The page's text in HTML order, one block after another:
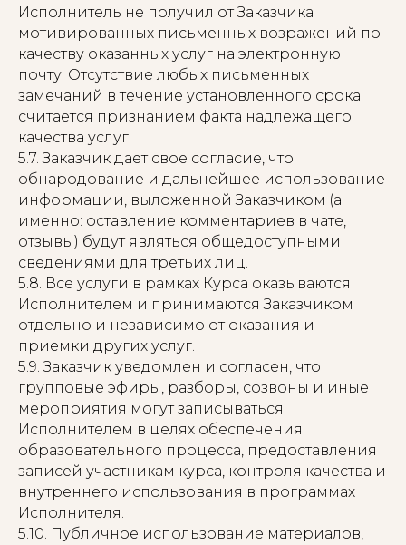
Исполнитель не получил от Заказчика
мотивированных письменных возражений по
качеству оказанных услуг на электронную
почту. Отсутствие любых письменных
замечаний в течение установленного срока
считается признанием факта надлежащего
качества услуг.
5.7. Заказчик дает свое согласие, что
обнародование и дальнейшее использование
информации, выложенной Заказчиком (а
именно: оставление комментариев в чате,
отзывы) будут являться общедоступными
сведениями для третьих лиц.
5.8. Все услуги в рамках Курса оказываются
Исполнителем и принимаются Заказчиком
отдельно и независимо от оказания и
приемки других услуг.
5.9. Заказчик уведомлен и согласен, что
групповые эфиры, разборы, созвоны и иные
мероприятия могут записываться
Исполнителем в целях обеспечения
образовательного процесса, предоставления
записей участникам курса, контроля качества и
внутреннего использования в программах
Исполнителя.
5.10. Публичное использование материалов,